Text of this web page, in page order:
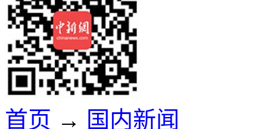
首页 → 国内新闻